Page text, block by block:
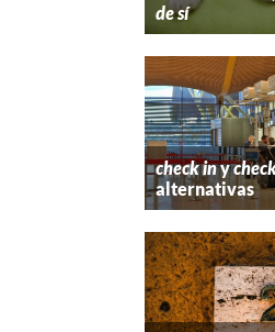
de sí
check iny
alternativas